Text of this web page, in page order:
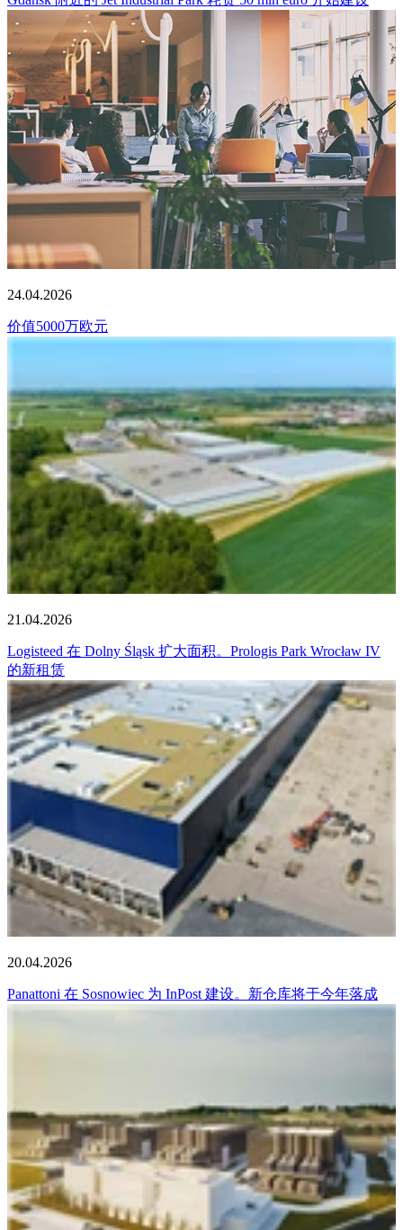
24.04.2026
价值5000万欧元
21.04.2026
Logisteed 在 Dolny Śląsk 扩大面积。Prologis Park Wrocław IV
的新租赁
20.04.2026
Panattoni 在 Sosnowiec 为 InPost 建设。新仓库将于今年落成